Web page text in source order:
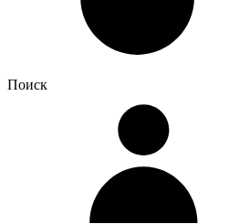
Поиск